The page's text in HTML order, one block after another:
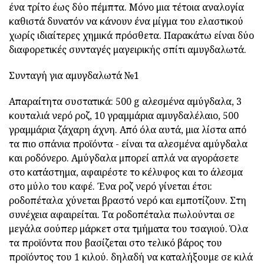
ένα τρίτο έως δύο πέμπτα. Μόνο μια τέτοια αναλογία
καθιστά δυνατόν να κάνουν ένα μίγμα του ελαστικού
χωρίς ιδιαίτερες χημικά πρόσθετα. Παρακάτω είναι δύο
διαφορετικές συνταγές μαγειρικής σπίτι αμυγδαλωτά.
Συνταγή για αμυγδαλωτά №1
Απαραίτητα συστατικά: 500 g αλεσμένα αμύγδαλα, 3
κουταλιά νερό ροζ, 10 γραμμάρια αμυγδαλέλαιο, 500
γραμμάρια ζάχαρη άχνη. Από όλα αυτά, μια λίστα από
τα πιο σπάνια προϊόντα - είναι τα αλεσμένα αμύγδαλα
και ροδόνερο. Αμύγδαλα μπορεί απλά να αγοράσετε
στο κατάστημα, αφαιρέστε το κέλυφος και το άλεσμα
στο μύλο του καφέ. Ένα ροζ νερό γίνεται έτσι:
ροδοπέταλα χύνεται βραστό νερό και εμποτίζουν. Στη
συνέχεια αφαιρείται. Τα ροδοπέταλα πωλούνται σε
μεγάλα σούπερ μάρκετ στα τμήματα του τσαγιού. Όλα
τα προϊόντα που βασίζεται στο τελικό βάρος του
προϊόντος του 1 κιλού. δηλαδή να καταλήξουμε σε κιλά